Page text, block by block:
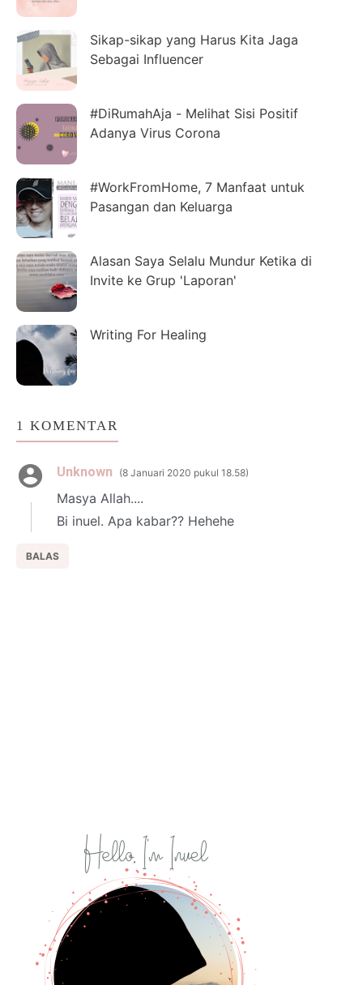
Sikap-sikap yang Harus Kita Jaga
Sebagai Influencer
#DiRumahAja - Melihat Sisi Positif
Adanya Virus Corona
#WorkFromHome, 7 Manfaat untuk
Pasangan dan Keluarga
Alasan Saya Selalu Mundur Ketika di
Invite ke Grup 'Laporan'
Writing For Healing
1 KOMENTAR
Unknown 8 Januari 2020 pukul 18.58
Masya Allah....
Bi inuel. Apa kabar?? Hehehe
BALAS